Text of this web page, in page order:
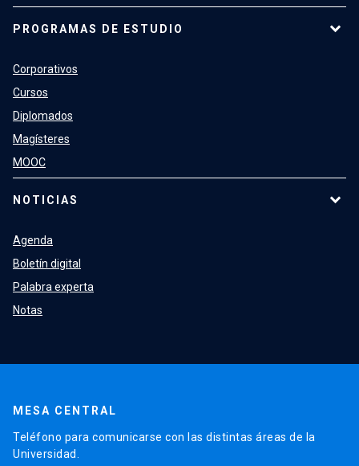
PROGRAMAS DE ESTUDIO
Corporativos
Cursos
Diplomados
Magísteres
MOOC
NOTICIAS
Agenda
Boletín digital
Palabra experta
Notas
MESA CENTRAL
Teléfono para comunicarse con las distintas áreas de la
Universidad.